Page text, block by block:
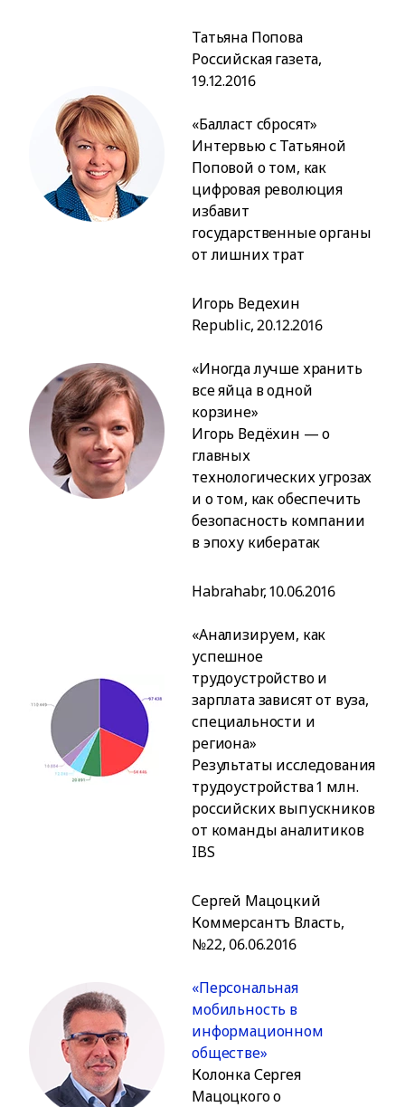
Татьяна Попова
Российская газета,
19.12.2016
«Балласт сбросят»
Интервью с Татьяной
Поповой о том, как
цифровая революция
избавит
государственные органы
от лишних трат
Игорь Ведехин
Republic, 20.12.2016
«Иногда лучше хранить
все яйца в одной
корзине»
Игорь Ведёхин — о
главных
технологических угрозах
и о том, как обеспечить
безопасность компании
в эпоху кибератак
Habrahabr, 10.06.2016
«Анализируем, как
успешное
трудоустройство и
зарплата зависят от вуза,
специальности и
региона»
Результаты исследования
трудоустройства 1 млн.
российских выпускников
от команды аналитиков
IBS
Сергей Мацоцкий
Коммерсантъ Власть,
№22, 06.06.2016
«Персональная
мобильность в
информационном
обществе»
Колонка Сергея
Мацоцкого о